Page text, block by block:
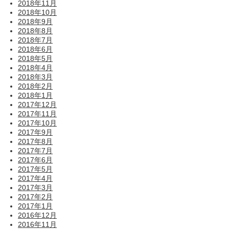
2018年11月
2018年10月
2018年9月
2018年8月
2018年7月
2018年6月
2018年5月
2018年4月
2018年3月
2018年2月
2018年1月
2017年12月
2017年11月
2017年10月
2017年9月
2017年8月
2017年7月
2017年6月
2017年5月
2017年4月
2017年3月
2017年2月
2017年1月
2016年12月
2016年11月